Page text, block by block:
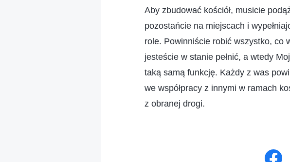
Aby zbudować kościół, musicie
pozostańcie na miejscach i
role. Powinniście robić wszystko, co
jesteście w stanie pełnić, a wtedy
taką samą funkcję. Każdy z was
we współpracy z innymi w ramach
z obranej drogi.